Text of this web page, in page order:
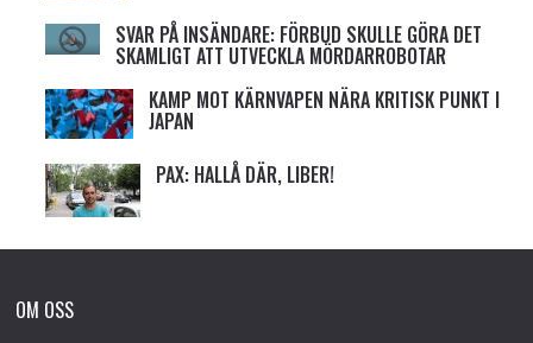
SVAR PÅ INSÄNDARE: FÖRBUD SKULLE GÖRA DET
SKAMLIGT ATT UTVECKLA MÖRDARROBOTAR
KAMP MOT KÄRNVAPEN NÄRA KRITISK PUNKT I
JAPAN
PAX: HALLÅ DÄR, LIBER!
OM OSS